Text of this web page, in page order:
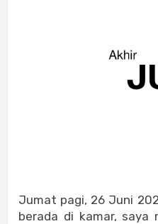
Jumat pagi, 26 Juni
berada di kamar, saya